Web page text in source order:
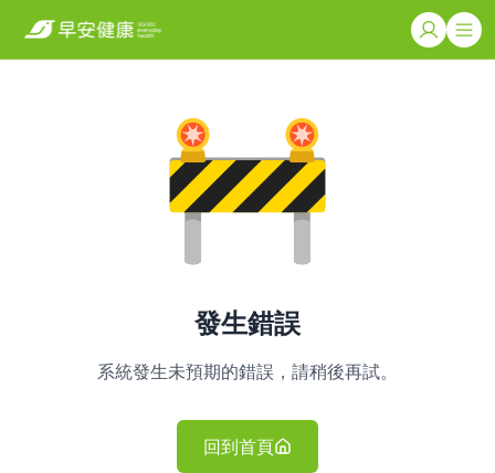
發生錯誤
系統發生未預期的錯誤，請稍後再試。
回到首頁